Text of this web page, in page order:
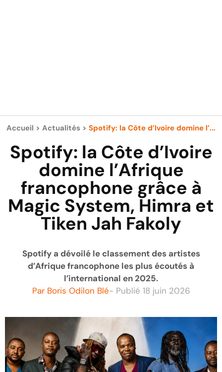
Accueil > Actualités > Spotify: la Côte d’Ivoire domine l’...
Spotify: la Côte d’Ivoire
domine l’Afrique
francophone grâce à
Magic System, Himra et
Tiken Jah Fakoly
Spotify a dévoilé le classement des artistes
d’Afrique francophone les plus écoutés à
l’international en 2025.
Par Boris Odilon Blé- Publié 18 juin 2026